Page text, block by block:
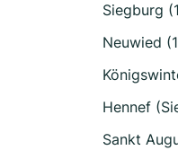
Siegburg
Neuwied
Hennef
Sankt